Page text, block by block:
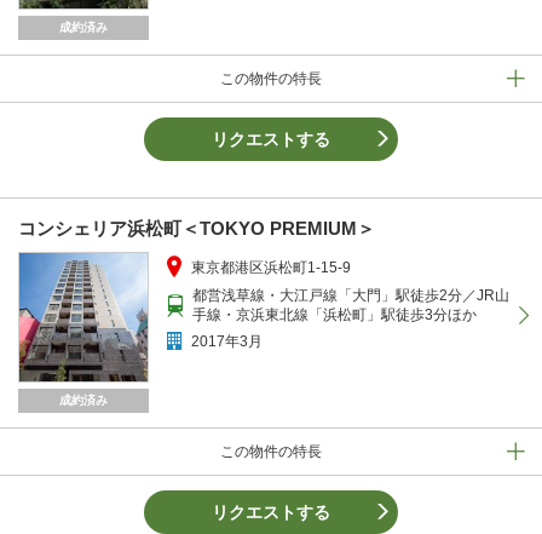
成約済み
この物件の特長
リクエストする
コンシェリア浜松町＜TOKYO PREMIUM＞
成約済み
この物件の特長
東京都港区浜松町1-15-9
都営浅草線・大江戸線「大門」駅徒歩2分／JR山
手線・京浜東北線「浜松町」駅徒歩3分ほか
2017年3月
リクエストする